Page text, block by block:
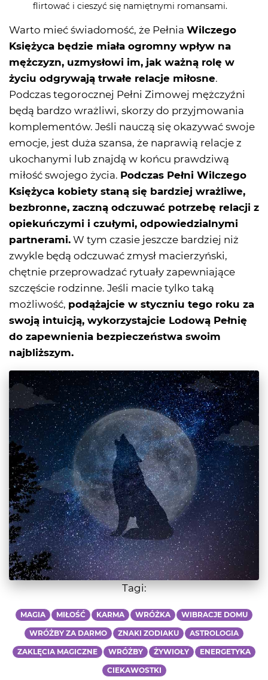
flirtować i cieszyć się namiętnymi romansami.
Warto mieć świadomość, że Pełnia Wilczego
Księżyca będzie miała ogromny wpływ na
mężczyzn, uzmysłowi im, jak ważną rolę w
życiu odgrywają trwałe relacje miłosne.
Podczas tegorocznej Pełni Zimowej mężczyźni
będą bardzo wrażliwi, skorzy do przyjmowania
komplementów. Jeśli nauczą się okazywać swoje
emocje, jest duża szansa, że naprawią relacje z
ukochanymi lub znajdą w końcu prawdziwą
miłość swojego życia. Podczas Pełni Wilczego
Księżyca kobiety staną się bardziej wrażliwe,
bezbronne, zaczną odczuwać potrzebę relacji z
opiekuńczymi i czułymi, odpowiedzialnymi
partnerami. W tym czasie jeszcze bardziej niż
zwykle będą odczuwać zmysł macierzyński,
chętnie przeprowadzać rytuały zapewniające
szczęście rodzinne. Jeśli macie tylko taką
możliwość, podążajcie w styczniu tego roku za
swoją intuicją, wykorzystajcie Lodową Pełnię
do zapewnienia bezpieczeństwa swoim
najbliższym.
Tagi:
MAGIA MIŁOŚĆ KARMA WRÓŻKA WIBRACJE DOMU
WRÓŻBY ZA DARMO ZNAKI ZODIAKU ASTROLOGIA
ZAKLĘCIA MAGICZNE WRÓŻBY ŻYWIOŁY ENERGETYKA
CIEKAWOSTKI